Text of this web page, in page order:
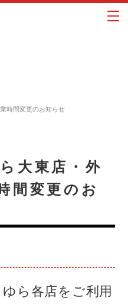
時間変更のお知らせ
大東店・外
間変更のお
ら各店をご利用